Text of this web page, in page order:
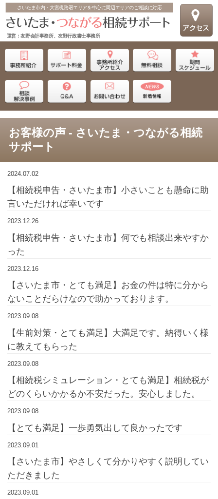
さいたま市内・大宮税務署エリアを中心に周辺エリアのご相談に対応
運営：友野会計事務所、友野行政書士事務所
お客様の声 - さいたま・つながる相続
サポート
2024.07.02
【相続税申告・さいたま市】小さいことも懸命に助
言いただければ幸いです
2023.12.26
【相続税申告・さいたま市】何でも相談出来やすか
った
2023.12.16
【さいたま市・とても満足】お金の件は特に分から
ないことだらけなので助かっております。
2023.09.08
【生前対策・とても満足】大満足です。納得いく様
に教えてもらった
2023.09.08
【相続税シミュレーション・とても満足】相続税が
どのくらいかかるか不安だった。安心しました。
2023.09.08
【とても満足】一歩勇気出して良かったです
2023.09.01
【さいたま市】やさしくて分かりやすく説明してい
ただきました
2023.09.01